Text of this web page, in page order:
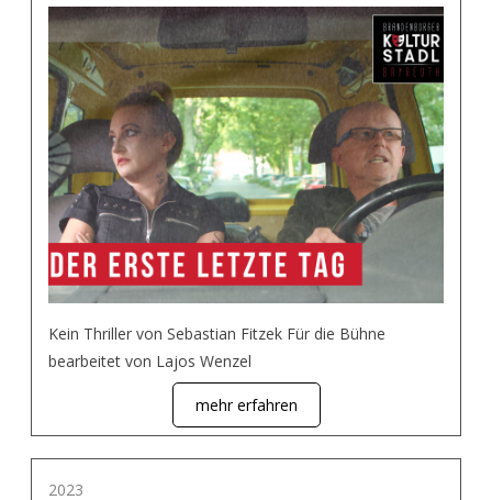
Kein Thriller von Sebastian Fitzek Für die Bühne
bearbeitet von Lajos Wenzel
mehr erfahren
2023